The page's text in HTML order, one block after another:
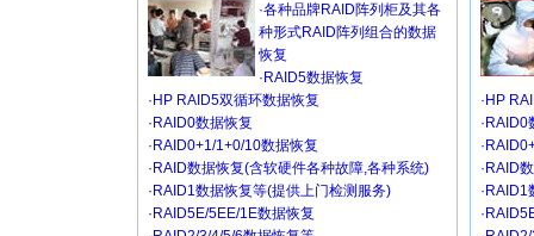
·各种品牌RAID阵列柜及其各
种形式RAID阵列组合的数据
恢复
·RAID5数据恢复
·HP RAID5双循环数据恢复
·RAID0数据恢复
·RAID0+1/1+0/10数据恢复
·RAID数据恢复(含软硬件各种故障,各种系统)
·RAID1数据恢复等(提供上门检测服务)
·RAID5E/5EE/1E数据恢复
·HP
·RAID0
·RAID